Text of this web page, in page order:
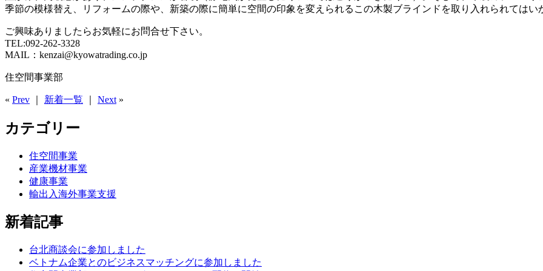
季節の模様替え、リフォームの際や、新築の際に簡単に空間の印象を変えられるこの木製ブラインドを取り入れられてはい
ご興味ありましたらお気軽にお問合せ下さい。
TEL:092-262-3328
MAIL：kenzai@kyowatrading.co.jp
住空間事業部
« Prev 新着一覧 Next »
カテゴリー
住空間事業
産業機材事業
健康事業
輸出入海外事業支援
新着記事
台北商談会に参加しました
ベトナム企業とのビジネスマッチングに参加しました